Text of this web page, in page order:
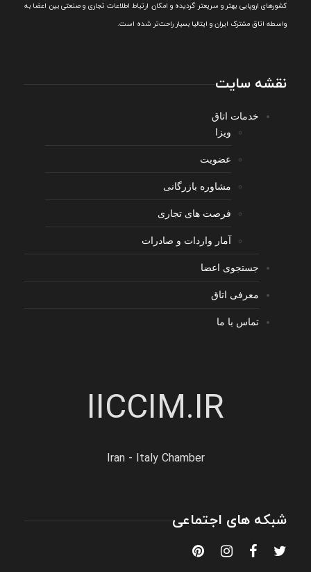
کشورهای اروپایی بهتر و سريعتر گرديده و امکان ارتباط اطلاعات تجاری و صنعتی بين اعضا به
واسطه اتاق مشترک ایران و ایتالیا بسیار راحت‌تر شده است.
نقشه سایت
خدمات اتاق
ویزا
عضویت
مشاوره بازرگانی
فرصت های تجاری
آمار واردات و صادرات
جستجوی اعضا
معرفی اتاق
تماس با ما
IICCIM.IR
Iran - Italy Chamber
شبکه های اجتماعی